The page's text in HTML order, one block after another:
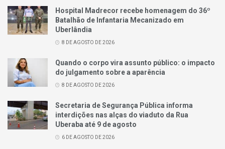
Hospital Madrecor recebe homenagem do 36º
Batalhão de Infantaria Mecanizado em
Uberlândia
8 DE AGOSTO DE 2026
Quando o corpo vira assunto público: o impacto
do julgamento sobre a aparência
8 DE AGOSTO DE 2026
Secretaria de Segurança Pública informa
interdições nas alças do viaduto da Rua
Uberaba até 9 de agosto
6 DE AGOSTO DE 2026